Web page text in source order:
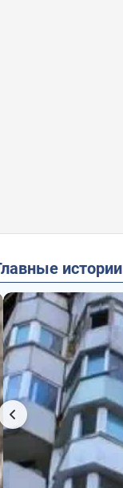
Главные